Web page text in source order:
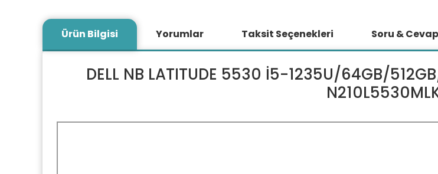
Ürün Bilgisi Yorumlar Taksit Seçenekleri Soru & Cevap
DELL NB LATITUDE 5530 İ5-1235U/64GB/